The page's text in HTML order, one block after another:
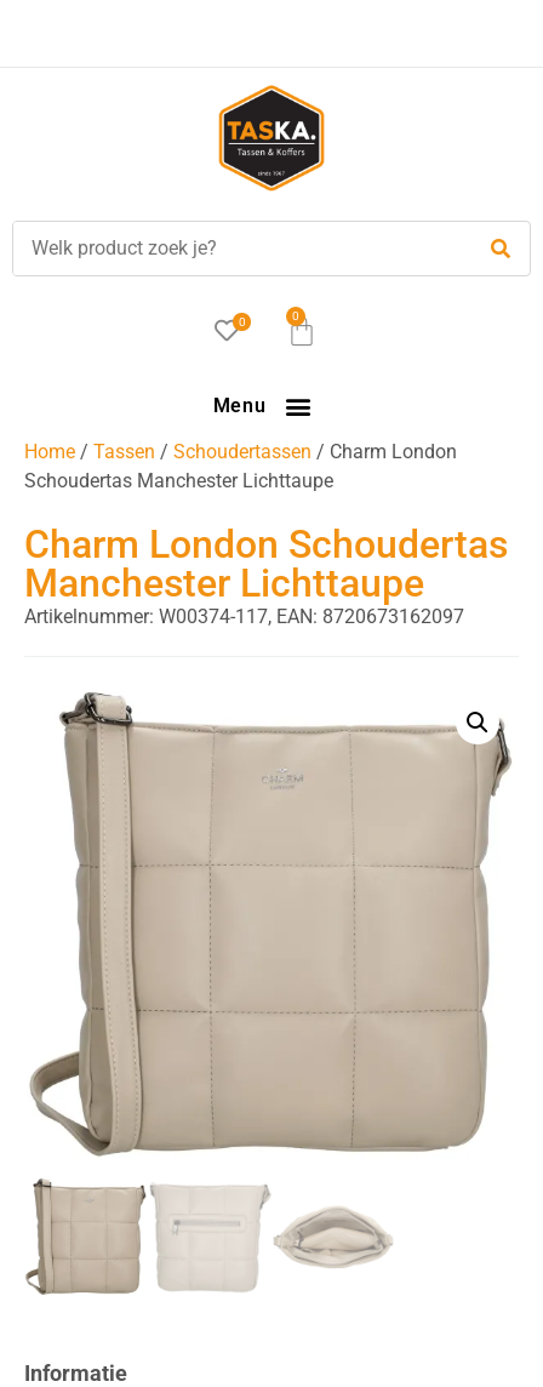
besteld, is vandaag verzonden!
0 0
Menu
Home / Tassen / Schoudertassen / Charm London
Schoudertas Manchester Lichttaupe
Charm London Schoudertas
Manchester Lichttaupe
Artikelnummer: W00374-117, EAN: 8720673162097
Informatie